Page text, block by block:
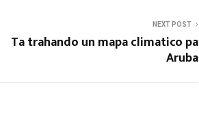
NEXT POST
Ta trahando un mapa climatico pa
Aruba